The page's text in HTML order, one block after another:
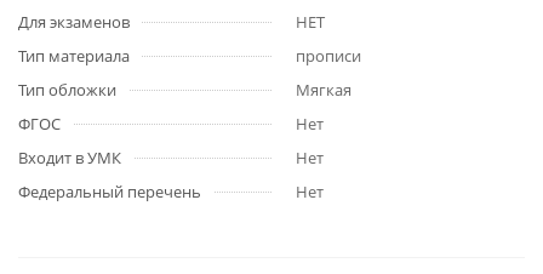
Для экзаменов
НЕТ
Тип материала
прописи
Тип обложки
Мягкая
ФГОС
Нет
Входит в УМК
Нет
Федеральный перечень
Нет